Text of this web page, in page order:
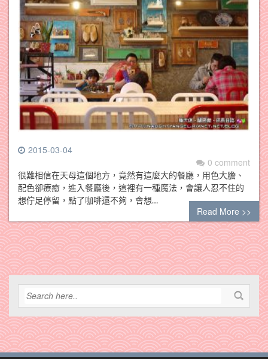
2015-03-04
0 comment
很難相信在天母這個地方，竟然有這麼大的餐廳，用色大膽、
配色卻療癒，進入餐廳後，這裡有一種魔法，會讓人忍不住的
想佇足停留，點了咖啡還不夠，會想…
Read More >>